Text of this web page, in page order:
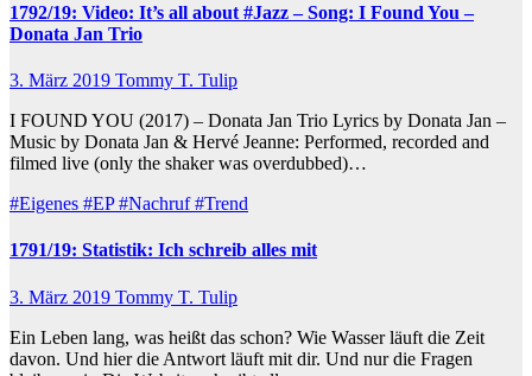
1792/19: Video: It’s all about #Jazz – Song: I Found You –
Donata Jan Trio
3. März 2019 Tommy T. Tulip
I FOUND YOU (2017) – Donata Jan Trio Lyrics by Donata Jan –
Music by Donata Jan & Hervé Jeanne: Performed, recorded and
filmed live (only the shaker was overdubbed)…
#Eigenes #EP#Nachruf#Trend
1791/19: Statistik: Ich schreib alles mit
3. März 2019 Tommy T. Tulip
Ein Leben lang, was heißt das schon? Wie Wasser läuft die Zeit
davon. Und hier die Antwort läuft mit dir. Und nur die Fragen